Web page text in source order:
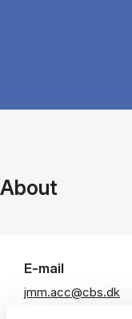
About
E-mail
jmm.acc@cbs.dk